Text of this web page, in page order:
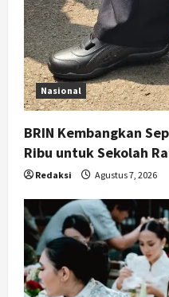
Nasional
BRIN Kembangkan
Ribu untuk Sekolah
Redaksi Agustus 7, 2026